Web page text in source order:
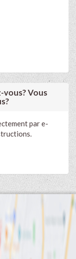
Vous
par e-